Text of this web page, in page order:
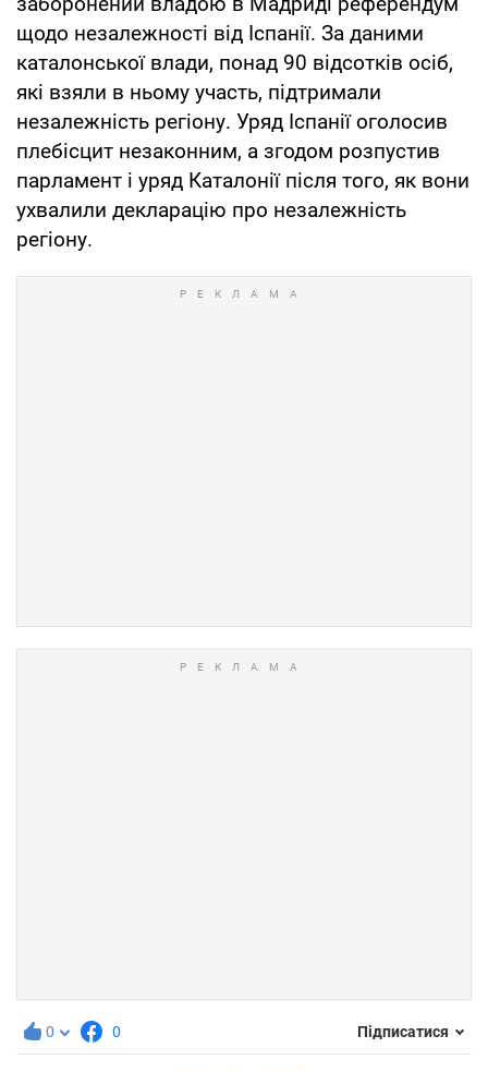
щодо незалежності від Іспанії. За даними
каталонської влади, понад 90 відсотків осіб,
які взяли в ньому участь, підтримали
незалежність регіону. Уряд Іспанії оголосив
плебісцит незаконним, а згодом розпустив
парламент і уряд Каталонії після того, як вони
ухвалили декларацію про незалежність
регіону.
0 0 Підписатися